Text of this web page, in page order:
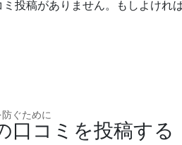
投稿がありません。もしよけれ
ぐために
口コミを投稿する